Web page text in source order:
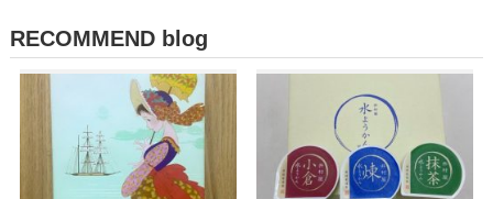
RECOMMEND blog